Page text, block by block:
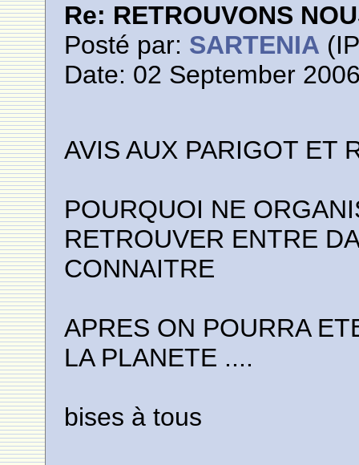
Re: RETROUVONS
Posté par: SARTENIA
Date: 02 September
AVIS AUX PARIGOT ET
POURQUOI NE
RETROUVER ENTRE
CONNAITRE
APRES ON POURRA
LA PLANETE ....
bises à tous